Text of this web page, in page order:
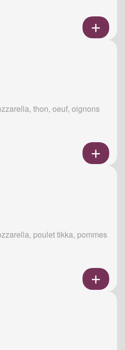
thon, oeuf, oignons
poulet tikka, pommes